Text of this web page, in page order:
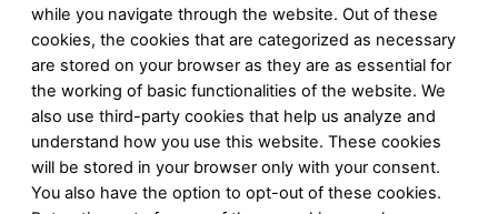
while you navigate through the website. Out of these
cookies, the cookies that are categorized as necessary
are stored on your browser as they are as essential for
the working of basic functionalities of the website. We
also use third-party cookies that help us analyze and
understand how you use this website. These cookies
will be stored in your browser only with your consent.
You also have the option to opt-out of these cookies.